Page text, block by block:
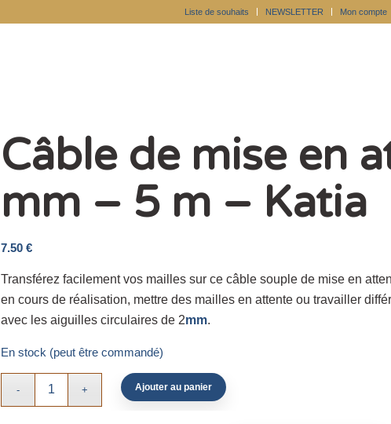
Liste de souhaits NEWSLETTER Mon compte
Câble de mise en
mm – 5 m – Katia
7.50 €
Transférez facilement vos mailles sur ce câble souple de mise en
en cours de réalisation, mettre des mailles en attente ou travailler
avec les aiguilles circulaires de 2mm.
En stock (peut être commandé)
Ajouter au panier